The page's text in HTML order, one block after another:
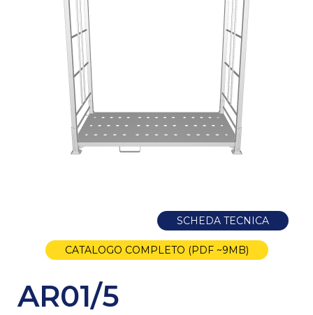
SCHEDA TECNICA
CATALOGO COMPLETO (PDF ~9MB)
AR01/5